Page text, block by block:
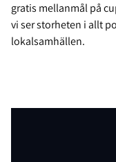
gratis mellanmål på
vi ser storheten i allt
lokalsamhällen.